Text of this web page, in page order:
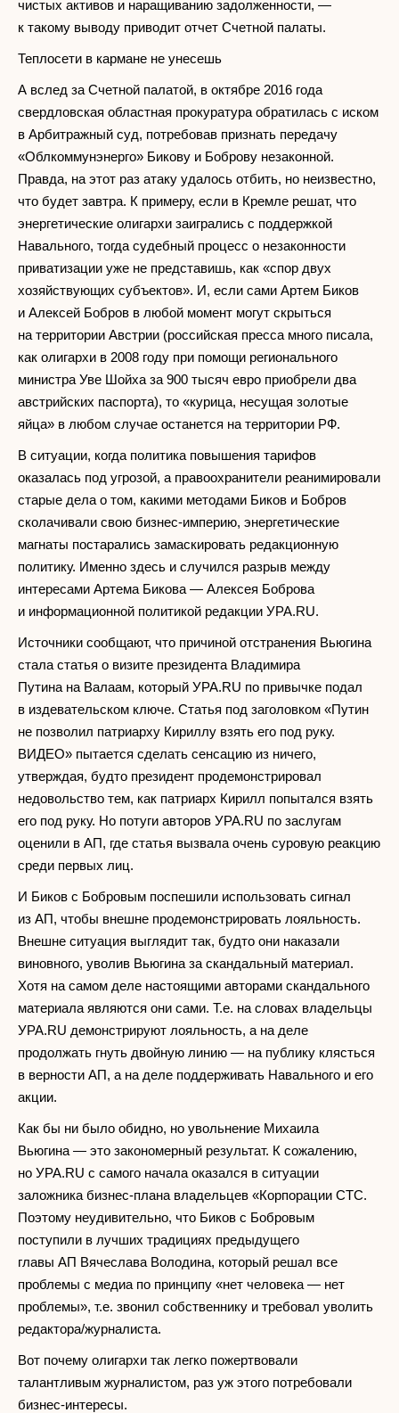
чистых активов и наращиванию задолженности, —
к такому выводу приводит отчет Счетной палаты.
Теплосети в кармане не унесешь
А вслед за Счетной палатой, в октябре 2016 года
свердловская областная прокуратура обратилась с иском
в Арбитражный суд, потребовав признать передачу
«Облкоммунэнерго» Бикову и Боброву незаконной.
Правда, на этот раз атаку удалось отбить, но неизвестно,
что будет завтра. К примеру, если в Кремле решат, что
энергетические олигархи заигрались с поддержкой
Навального, тогда судебный процесс о незаконности
приватизации уже не представишь, как «спор двух
хозяйствующих субъектов». И, если сами Артем Биков
и Алексей Бобров в любой момент могут скрыться
на территории Австрии (российская пресса много писала,
как олигархи в 2008 году при помощи регионального
министра Уве Шойха за 900 тысяч евро приобрели два
австрийских паспорта), то «курица, несущая золотые
яйца» в любом случае останется на территории РФ.
В ситуации, когда политика повышения тарифов
оказалась под угрозой, а правоохранители реанимировали
старые дела о том, какими методами Биков и Бобров
сколачивали свою бизнес-империю, энергетические
магнаты постарались замаскировать редакционную
политику. Именно здесь и случился разрыв между
интересами Артема Бикова — Алексея Боброва
и информационной политикой редакции УРА.RU.
Источники сообщают, что причиной отстранения Вьюгина
стала статья о визите президента Владимира
Путина на Валаам, который УРА.RU по привычке подал
в издевательском ключе. Статья под заголовком «Путин
не позволил патриарху Кириллу взять его под руку.
ВИДЕО» пытается сделать сенсацию из ничего,
утверждая, будто президент продемонстрировал
недовольство тем, как патриарх Кирилл попытался взять
его под руку. Но потуги авторов УРА.RU по заслугам
оценили в АП, где статья вызвала очень суровую реакцию
среди первых лиц.
И Биков с Бобровым поспешили использовать сигнал
из АП, чтобы внешне продемонстрировать лояльность.
Внешне ситуация выглядит так, будто они наказали
виновного, уволив Вьюгина за скандальный материал.
Хотя на самом деле настоящими авторами скандального
материала являются они сами. Т.е. на словах владельцы
УРА.RU демонстрируют лояльность, а на деле
продолжать гнуть двойную линию — на публику клясться
в верности АП, а на деле поддерживать Навального и его
акции.
Как бы ни было обидно, но увольнение Михаила
Вьюгина — это закономерный результат. К сожалению,
но УРА.RU с самого начала оказался в ситуации
заложника бизнес-плана владельцев «Корпорации СТС.
Поэтому неудивительно, что Биков с Бобровым
поступили в лучших традициях предыдущего
главы АП Вячеслава Володина, который решал все
проблемы с медиа по принципу «нет человека — нет
проблемы», т.е. звонил собственнику и требовал уволить
редактора/журналиста.
Вот почему олигархи так легко пожертвовали
талантливым журналистом, раз уж этого потребовали
бизнес-интересы.